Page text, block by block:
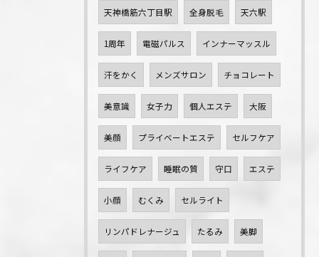
天神橋筋六丁目駅 全身脱毛 天六駅
1周年 電磁パルス インナーマッスル
汗をかく メンズサロン チョコレート
美意識 女子力 個人エステ 大阪
美顔 プライベートエステ セルフケア
ライフケア 睡眠の質 守口 エステ
小顔 むくみ セルライト
リンパドレナージュ たるみ 美脚